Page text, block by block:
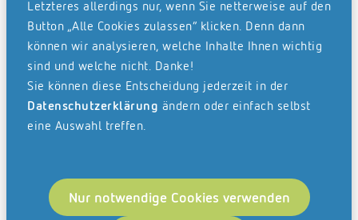
Letzteres allerdings nur, wenn Sie netterweise auf den
Button „Alle Cookies zulassen“ klicken. Denn dann
können wir analysieren, welche Inhalte Ihnen wichtig
sind und welche nicht. Danke!
Sie können diese Entscheidung jederzeit in der
Datenschutzerklärung ändern oder einfach selbst
eine Auswahl treffen.
Nur notwendige Cookies verwenden
Buchung
Zahlung. Die Belege werden in ELO als „gebucht“
gekennzeichnet und Buchungs- und